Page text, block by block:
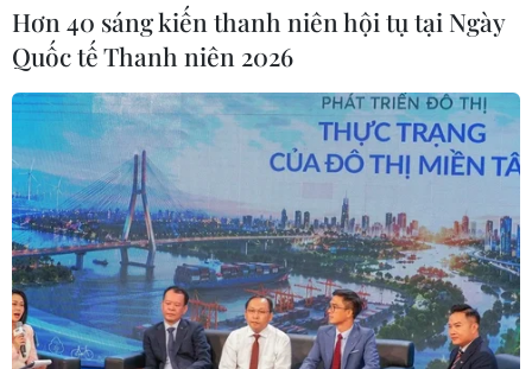
Phát triển điểm đến vệ tinh: Giải pháp
bền vững cho quá tải du lịch?
24/10/2023 03:12
Để gỡ nút cho quá tải du lịch, các chuyên gia cho rằng
cần tạo cơ chế, chính sách, môi trường đầu tư thuận lợi;
tăng cường liên kết giữa trung tâm và điểm đến vệ tinh,
quản lý môi trường...
Hơn 40 sáng kiến thanh niên hội tụ tại Ngày
Quốc tế Thanh niên 2026